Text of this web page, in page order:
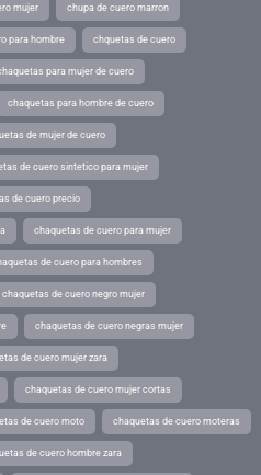
mujer chupa de cuero marron
para hombre chquetas de cuero
para mujer de cuero
chaquetas para hombre de cuero
de mujer de cuero
de cuero sintetico para mujer
de cuero precio
chaquetas de cuero para mujer
de cuero para hombres
chaquetas de cuero negro mujer
chaquetas de cuero negras mujer
de cuero mujer zara
chaquetas de cuero mujer cortas
de cuero moto chaquetas de cuero moteras
de cuero hombre zara